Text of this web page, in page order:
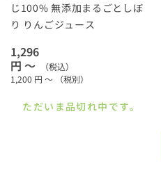
じ100% 無添加まるごとしぼ
り りんごジュース
1,296
円 ～
（税込）
1,200 円 ～ （税別）
ただいま品切れ中です。